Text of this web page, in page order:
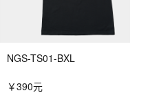
NGS-TS01-BXL
￥390元